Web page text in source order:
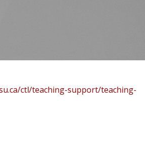
ctl/teaching-support/teaching-